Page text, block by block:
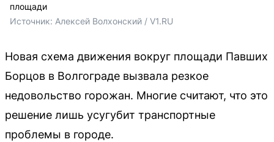
площади
Источник: Алексей Волхонский / V1.RU
Новая схема движения вокруг площади Павших
Борцов в Волгограде вызвала резкое
недовольство горожан. Многие считают, что это
решение лишь усугубит транспортные
проблемы в городе.